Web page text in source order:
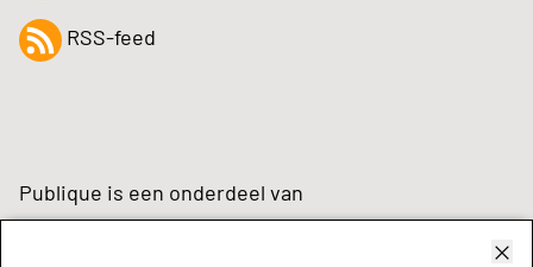
RSS-feed
Publique is een onderdeel van